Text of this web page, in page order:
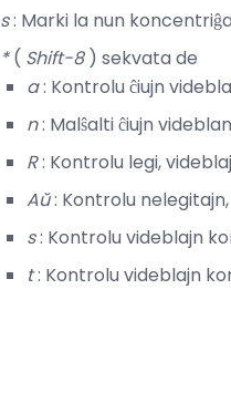
s: Marki la nun
*( Shift-8) sekvata de
a: Kontrolu ĉiujn
n: Malŝalti ĉiujn
R: Kontrolu legi,
Aŭ: Kontrolu
s: Kontrolu videblajn
t: Kontrolu videblajn